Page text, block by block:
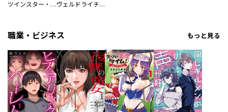
ツインスター・サイクロン・ランナウェイ ヴェルドライチオシ聖典パック 『転スラ』ミニ画集付き シリウス人気作３選
職業・ビジネス もっと見る